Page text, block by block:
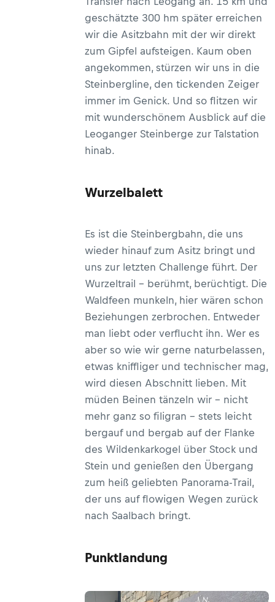
geschätzte 300 hm später erreichen
wir die Asitzbahn mit der wir direkt
zum Gipfel aufsteigen. Kaum oben
angekommen, stürzen wir uns in die
Steinbergline, den tickenden Zeiger
immer im Genick. Und so flitzen wir
mit wunderschönem Ausblick auf die
Leoganger Steinberge zur Talstation
hinab.
Wurzelbalett
Es ist die Steinbergbahn, die uns
wieder hinauf zum Asitz bringt und
uns zur letzten Challenge führt. Der
Wurzeltrail – berühmt, berüchtigt. Die
Waldfeen munkeln, hier wären schon
Beziehungen zerbrochen. Entweder
man liebt oder verflucht ihn. Wer es
aber so wie wir gerne naturbelassen,
etwas kniffliger und technischer mag,
wird diesen Abschnitt lieben. Mit
müden Beinen tänzeln wir – nicht
mehr ganz so filigran – stets leicht
bergauf und bergab auf der Flanke
des Wildenkarkogel über Stock und
Stein und genießen den Übergang
zum heiß geliebten Panorama-Trail,
der uns auf flowigen Wegen zurück
nach Saalbach bringt.
Punktlandung